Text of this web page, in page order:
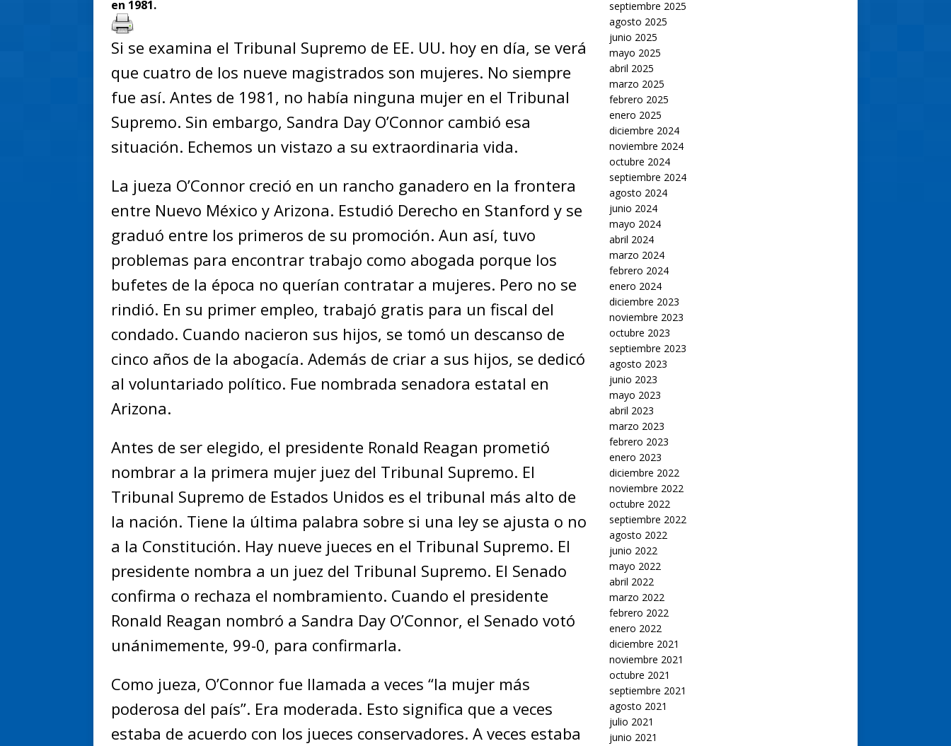
en 1981.
Si se examina el Tribunal Supremo de EE. UU. hoy en día, se verá
que cuatro de los nueve magistrados son mujeres. No siempre
fue así. Antes de 1981, no había ninguna mujer en el Tribunal
Supremo. Sin embargo, Sandra Day O’Connor cambió esa
situación. Echemos un vistazo a su extraordinaria vida.
La jueza O’Connor creció en un rancho ganadero en la frontera
entre Nuevo México y Arizona. Estudió Derecho en Stanford y se
graduó entre los primeros de su promoción. Aun así, tuvo
problemas para encontrar trabajo como abogada porque los
bufetes de la época no querían contratar a mujeres. Pero no se
rindió. En su primer empleo, trabajó gratis para un fiscal del
condado. Cuando nacieron sus hijos, se tomó un descanso de
cinco años de la abogacía. Además de criar a sus hijos, se dedicó
al voluntariado político. Fue nombrada senadora estatal en
Arizona.
Antes de ser elegido, el presidente Ronald Reagan prometió
nombrar a la primera mujer juez del Tribunal Supremo. El
Tribunal Supremo de Estados Unidos es el tribunal más alto de
la nación. Tiene la última palabra sobre si una ley se ajusta o no
a la Constitución. Hay nueve jueces en el Tribunal Supremo. El
presidente nombra a un juez del Tribunal Supremo. El Senado
confirma o rechaza el nombramiento. Cuando el presidente
Ronald Reagan nombró a Sandra Day O’Connor, el Senado votó
unánimemente, 99-0, para confirmarla.
Como jueza, O’Connor fue llamada a veces “la mujer más
poderosa del país”. Era moderada. Esto significa que a veces
estaba de acuerdo con los jueces conservadores. A veces estaba
septiembre 2025
agosto 2025
junio 2025
mayo 2025
abril 2025
marzo 2025
febrero 2025
enero 2025
diciembre 2024
noviembre 2024
octubre 2024
septiembre 2024
agosto 2024
junio 2024
mayo 2024
abril 2024
marzo 2024
febrero 2024
enero 2024
diciembre 2023
noviembre 2023
octubre 2023
septiembre 2023
agosto 2023
junio 2023
mayo 2023
abril 2023
marzo 2023
febrero 2023
enero 2023
diciembre 2022
noviembre 2022
octubre 2022
septiembre 2022
agosto 2022
junio 2022
mayo 2022
abril 2022
marzo 2022
febrero 2022
enero 2022
diciembre 2021
noviembre 2021
octubre 2021
septiembre 2021
agosto 2021
julio 2021
junio 2021